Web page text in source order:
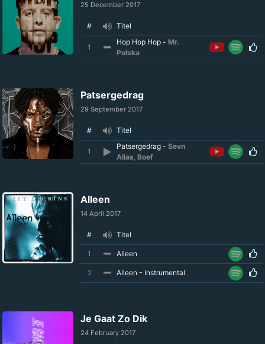
25 December 2017
# Titel
1
Hop Hop Hop - Mr.
Polska
Patsergedrag
29 September 2017
# Titel
1
Patsergedrag - Sevn
Alias, Boef
Alleen
14 April 2017
# Titel
1 Alleen
2 Alleen - Instrumental
Je Gaat Zo Dik
24 February 2017